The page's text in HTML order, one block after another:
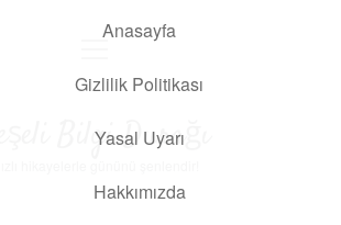
Anasayfa
Gizlilik Politikası
Yasal Uyarı
Hakkımızda
Neşeli Bilgi Durağı